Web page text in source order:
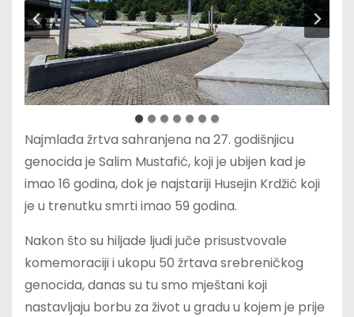
Najmlađa žrtva sahranjena na 27. godišnjicu
genocida je Salim Mustafić, koji je ubijen kad je
imao 16 godina, dok je najstariji Husejin Krdžić koji
je u trenutku smrti imao 59 godina.
Nakon što su hiljade ljudi juče prisustvovale
komemoraciji i ukopu 50 žrtava srebreničkog
genocida, danas su tu smo mještani koji
nastavljaju borbu za život u gradu u kojem je prije